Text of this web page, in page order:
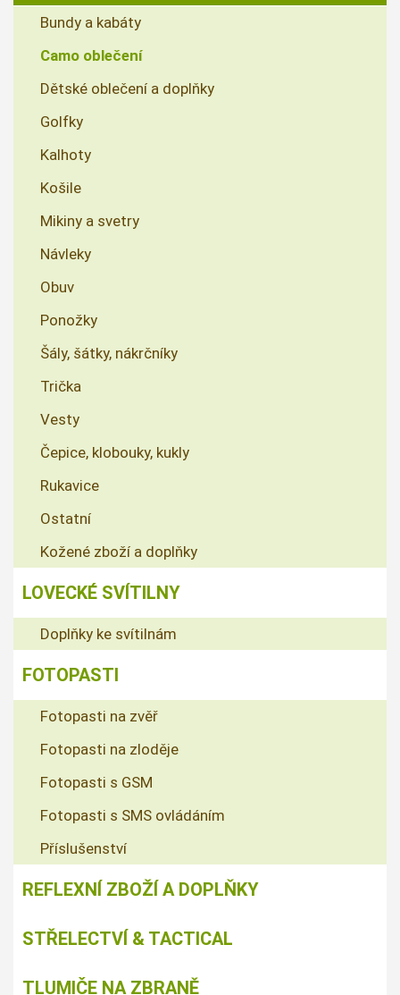
Bundy a kabáty
Camo oblečení
Dětské oblečení a doplňky
Golfky
Kalhoty
Košile
Mikiny a svetry
Návleky
Obuv
Ponožky
Šály, šátky, nákrčníky
Trička
Vesty
Čepice, klobouky, kukly
Rukavice
Ostatní
Kožené zboží a doplňky
LOVECKÉ SVÍTILNY
Doplňky ke svítilnám
FOTOPASTI
Fotopasti na zvěř
Fotopasti na zloděje
Fotopasti s GSM
Fotopasti s SMS ovládáním
Příslušenství
REFLEXNÍ ZBOŽÍ A DOPLŇKY
STŘELECTVÍ & TACTICAL
TLUMIČE NA ZBRANĚ